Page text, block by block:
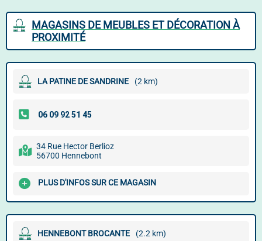
MAGASINS DE MEUBLES ET DÉCORATION À
PROXIMITÉ
LA PATINE DE SANDRINE (2 km)
34 Rue Hector Berlioz
56700 Hennebont
PLUS D'INFOS SUR CE MAGASIN
HENNEBONT BROCANTE (2.2 km)